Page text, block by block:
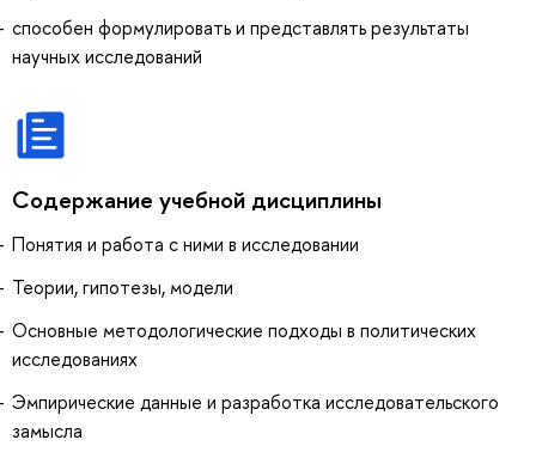
способен формулировать и представлять результаты
научных исследований
Содержание учебной дисциплины
Понятия и работа с ними в исследовании
Теории, гипотезы, модели
Основные методологические подходы в политических
исследованиях
Эмпирические данные и разработка исследовательского
замысла